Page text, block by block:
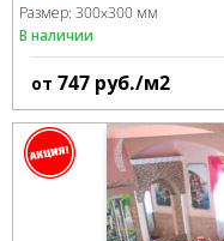
Размер: 300x300 мм
В наличии
от 747 руб./м2